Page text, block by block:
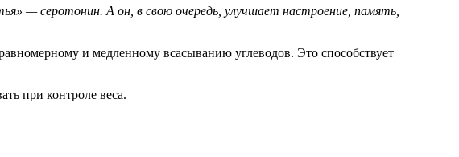
— серотонин. А он, в свою очередь, улучшает настроение, память,
и медленному всасыванию углеводов. Это способствует
при контроле веса.